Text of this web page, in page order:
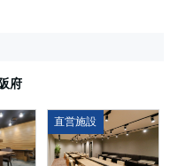
府
直営施設